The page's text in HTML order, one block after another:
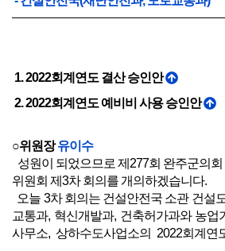
1. 2022회계연도 결산 승인안
2. 2022회계연도 예비비 사용 승인안
○위원장유이수
성원이 되었으므로 제277회 완주군의
위원회 제3차 회의를 개의하겠습니다.
오늘 3차 회의는 건설안전국 소관 건설
교통과, 혁신개발과, 건축허가과와 농업
사무소, 상하수도사업소의 2022회계연